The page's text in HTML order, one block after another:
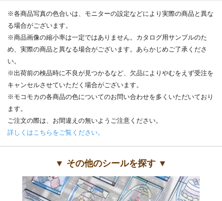
※各商品写真の色合いは、モニターの設定などにより実際の商品と異な
る場合がございます。
※商品画像の縮小率は一定ではありません。カタログ用サンプルのた
め、実際の商品と異なる場合がございます。あらかじめご了承くださ
い。
※出荷前の検品時に不良が見つかるなど、欠品によりやむをえず受注を
キャンセルさせていただく場合がございます。
※モコモカの各商品の色についてのお問い合わせを多くいただいており
ます。
ご注文の際は、お間違えの無いようご注意ください。
詳しくはこちらをご覧ください。
▼ その他のシールを探す ▼